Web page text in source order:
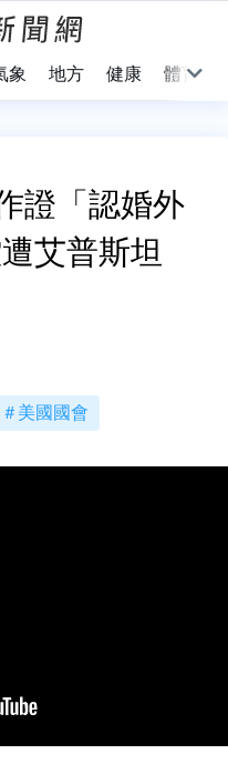
象 地方 健康 體育
證「認婚外
艾普斯坦
美國國會